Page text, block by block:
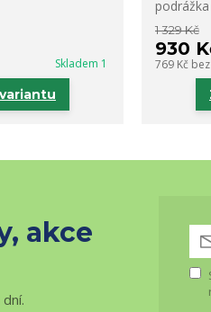
Skladem 1
1 329 Kč
930
769 Kč
akce